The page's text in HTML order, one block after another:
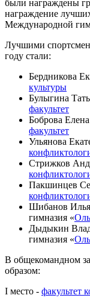
были награждены
награждение
Международной
Лучшими
году стали:
Бердникова
культуры
Булыгина
факультет
Боброва
факультет
Ульянова
Стрижков
Пакшинцев
Шибанов
гимназия «
Дыдыкин
гимназия «
В общекомандном
образом:
I место - факультет